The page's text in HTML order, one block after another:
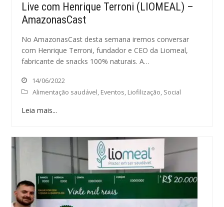
Live com Henrique Terroni (LIOMEAL) –
AmazonasCast
No AmazonasCast desta semana iremos conversar
com Henrique Terroni, fundador e CEO da Liomeal,
fabricante de snacks 100% naturais. A…
14/06/2022
Alimentação saudável, Eventos, Liofilização, Social
Leia mais...